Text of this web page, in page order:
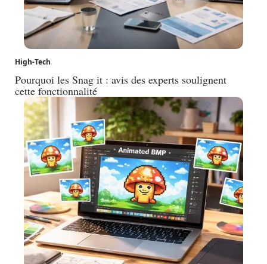
High-Tech
Pourquoi les Snag it : avis des experts soulignent
cette fonctionnalité